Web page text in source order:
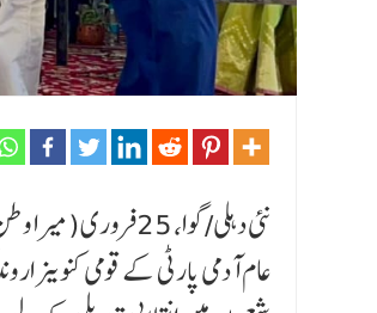
نئی دہلی/گوا، 25فروری(میرا وطن)
عام آدمی پارٹی کے قومی کنوینر